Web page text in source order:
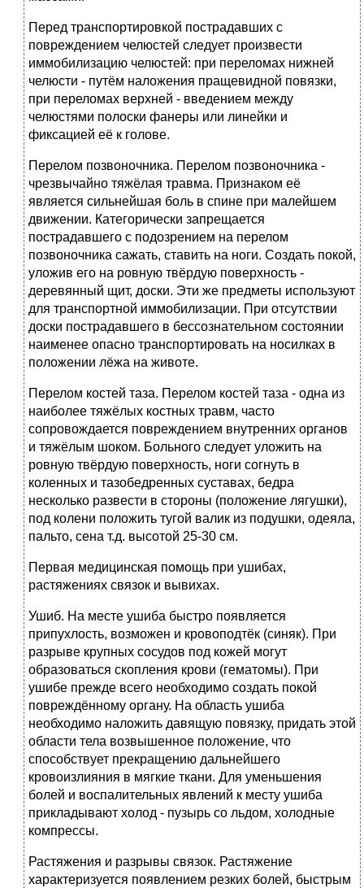
Перед транспортировкой пострадавших с
повреждением челюстей следует произвести
иммобилизацию челюстей: при переломах нижней
челюсти - путём наложения пращевидной повязки,
при переломах верхней - введением между
челюстями полоски фанеры или линейки и
фиксацией её к голове.
Перелом позвоночника. Перелом позвоночника -
чрезвычайно тяжёлая травма. Признаком её
является сильнейшая боль в спине при малейшем
движении. Категорически запрещается
пострадавшего с подозрением на перелом
позвоночника сажать, ставить на ноги. Создать покой,
уложив его на ровную твёрдую поверхность -
деревянный щит, доски. Эти же предметы используют
для транспортной иммобилизации. При отсутствии
доски пострадавшего в бессознательном состоянии
наименее опасно транспортировать на носилках в
положении лёжа на животе.
Перелом костей таза. Перелом костей таза - одна из
наиболее тяжёлых костных травм, часто
сопровождается повреждением внутренних органов
и тяжёлым шоком. Больного следует уложить на
ровную твёрдую поверхность, ноги согнуть в
коленных и тазобедренных суставах, бедра
несколько развести в стороны (положение лягушки),
под колени положить тугой валик из подушки, одеяла,
пальто, сена т.д. высотой 25-30 см.
Первая медицинская помощь при ушибах,
растяжениях связок и вывихах.
Ушиб. На месте ушиба быстро появляется
припухлость, возможен и кровоподтёк (синяк). При
разрыве крупных сосудов под кожей могут
образоваться скопления крови (гематомы). При
ушибе прежде всего необходимо создать покой
повреждённому органу. На область ушиба
необходимо наложить давящую повязку, придать этой
области тела возвышенное положение, что
способствует прекращению дальнейшего
кровоизлияния в мягкие ткани. Для уменьшения
болей и воспалительных явлений к месту ушиба
прикладывают холод - пузырь со льдом, холодные
компрессы.
Растяжения и разрывы связок. Растяжение
характеризуется появлением резких болей, быстрым